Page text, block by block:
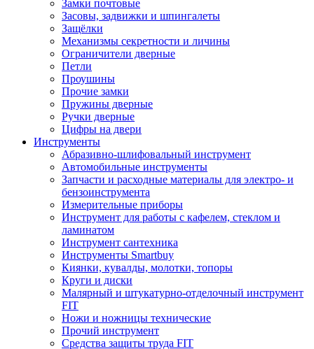
Замки почтовые
Засовы, задвижки и шпингалеты
Защёлки
Механизмы секретности и личины
Ограничители дверные
Петли
Проушины
Прочие замки
Пружины дверные
Ручки дверные
Цифры на двери
Инструменты
Абразивно-шлифовальный инструмент
Автомобильные инструменты
Запчасти и расходные материалы для электро- и
бензоинструмента
Измерительные приборы
Инструмент для работы с кафелем, стеклом и
ламинатом
Инструмент сантехника
Инструменты Smartbuy
Киянки, кувалды, молотки, топоры
Круги и диски
Малярный и штукатурно-отделочный инструмент
FIT
Ножи и ножницы технические
Прочий инструмент
Средства защиты труда FIT